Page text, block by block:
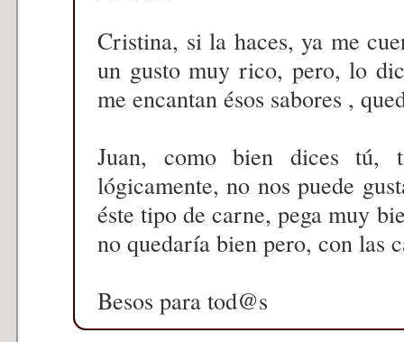
Cristina, si la haces, ya me
un gusto muy rico, pero, lo
me encantan ésos sabores ,
Juan, como bien dices tú,
lógicamente, no nos puede
éste tipo de carne, pega muy
no quedaría bien pero, con las
Besos para tod@s